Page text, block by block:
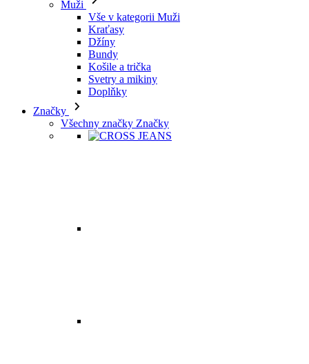
Muži
Vše v kategorii Muži
Kraťasy
Džíny
Bundy
Košile a trička
Svetry a mikiny
Doplňky
Značky
Všechny značky Značky